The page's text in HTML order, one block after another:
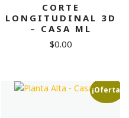
CORTE
LONGITUDINAL 3D
– CASA ML
$0.00
¡Oferta!